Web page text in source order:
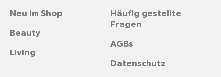
Häufig gestellte
Fragen
AGBs
Datenschutz
Neu im Shop
Beauty
Living